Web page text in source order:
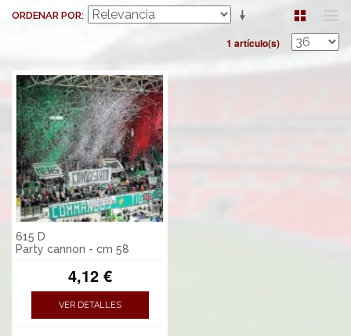
ORDENAR POR
1 artículo(s)
615 D
Party cannon - cm 58
4,12 €
VER DETALLES